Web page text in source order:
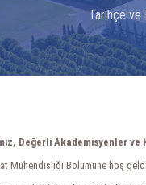
Tarihçe ve
Değerli Akademisyenler
Mühendisliği Bölümüne hoş